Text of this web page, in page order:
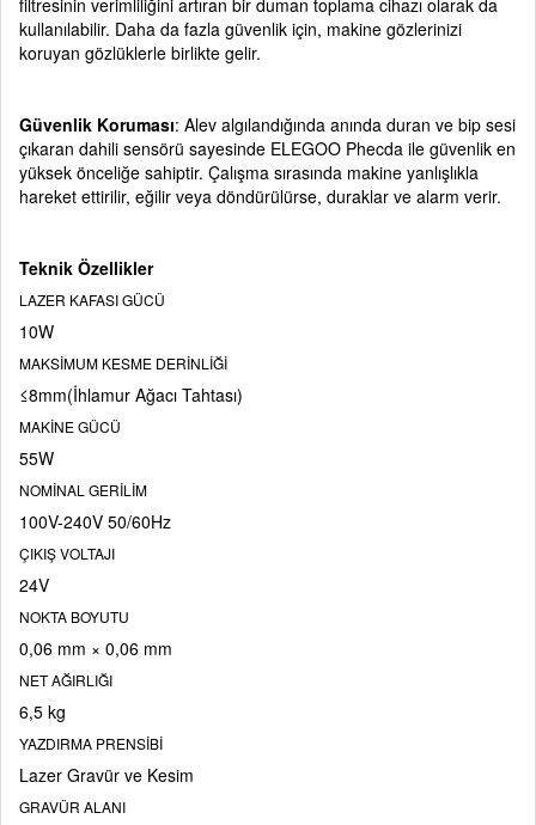
filtresinin verimliliğini artıran bir duman toplama cihazı olarak da
kullanılabilir. Daha da fazla güvenlik için, makine gözlerinizi
koruyan gözlüklerle birlikte gelir.
Güvenlik Koruması: Alev algılandığında anında duran ve bip sesi
çıkaran dahili sensörü sayesinde ELEGOO Phecda ile güvenlik en
yüksek önceliğe sahiptir. Çalışma sırasında makine yanlışlıkla
hareket ettirilir, eğilir veya döndürülürse, duraklar ve alarm verir.
Teknik Özellikler
LAZER KAFASI GÜCÜ
10W
MAKSİMUM KESME DERİNLİĞİ
≤8mm(İhlamur Ağacı Tahtası)
MAKİNE GÜCÜ
55W
NOMİNAL GERİLİM
100V-240V 50/60Hz
ÇIKIŞ VOLTAJI
24V
NOKTA BOYUTU
0,06 mm × 0,06 mm
NET AĞIRLIĞI
6,5 kg
YAZDIRMA PRENSİBİ
Lazer Gravür ve Kesim
GRAVÜR ALANI